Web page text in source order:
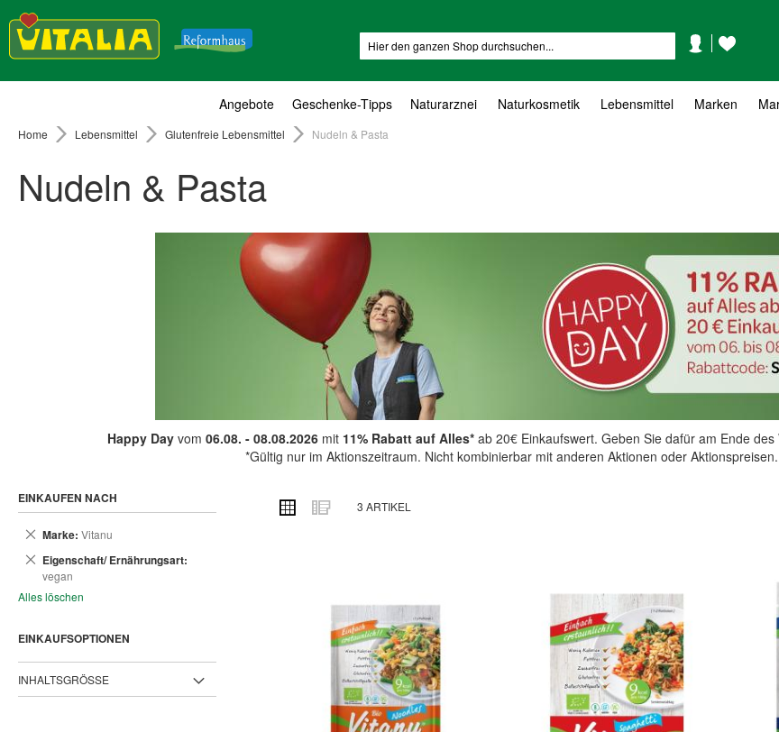
KontoWunschzettel
Angebote Geschenke-Tipps Naturarznei Naturkosmetik Lebensmittel Marken
Home Lebensmittel Glutenfreie Lebensmittel Nudeln & Pasta
Nudeln & Pasta
Happy Dayvom 06.08. - 08.08.2026mit 11% Rabatt auf Alles*ab 20€ Einkaufswert. Geben Sie dafür am Ende des
*Gültig nur im Aktionszeitraum. Nicht kombinierbar mit anderen Aktionen oder
ANSICHT
ALS
Raster Liste
3 ARTIKEL
EINKAUFEN NACH
Marke Vitanu
Dies
Eigenschaft/ Ernährungsart
vegan
Dies
entfernen
Alles löschen
EINKAUFSOPTIONEN
INHALTSGRÖSSE